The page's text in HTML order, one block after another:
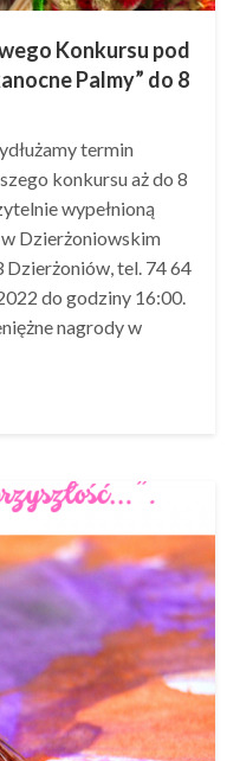
Konkursu pod
Palmy” do 8
termin
konkursu aż do 8
wypełnioną
w Dzierżoniowskim
tel. 74 64
do godziny 16:00.
nagrody w